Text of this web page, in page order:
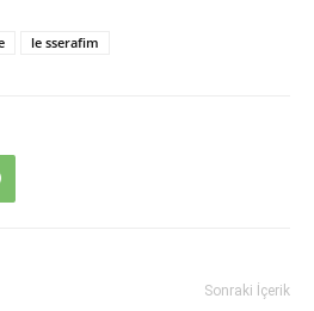
le sserafim
Sonraki İçerik